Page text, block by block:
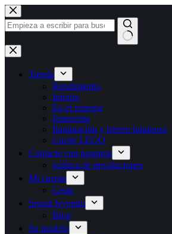
Saltar
al
contenido
Sin
resultados
Tienda
Rendimiento
Interior
En el exterior
Entrevista
Iluminación y letrero luminoso
Coche LEGO
Contacte con nosotros
política de devoluciones
Mi cuenta
Cesta
Seguir leyendo
Blog
Su modelo